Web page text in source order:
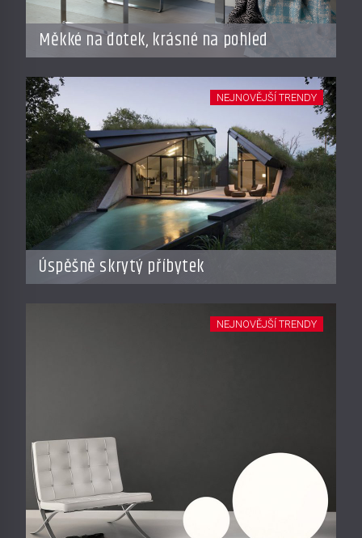
Měkké na dotek, krásné na pohled
Úspěšně skrytý příbytek
NEJNOVĚJŠÍ TRENDY
NEJNOVĚJŠÍ TRENDY